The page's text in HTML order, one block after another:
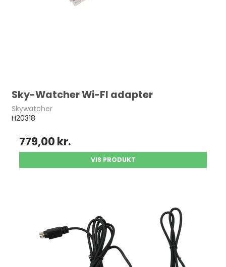
Sky-Watcher Wi-FI adapter
Skywatcher
H20318
779,00 kr.
VIS PRODUKT